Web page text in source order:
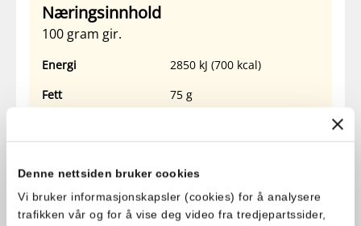
Denne nettsiden bruker cookies
Vi bruker informasjonskapsler (cookies) for å analysere
trafikken vår og for å vise deg video fra tredjepartssider,
Næringsinnhold
100 gram gir.
Energi
2850 kJ (700 kcal)
Fett
75 g
Hvorav
Hvorav
– Sukkerarter
0.6 g
Protein
1.4 g